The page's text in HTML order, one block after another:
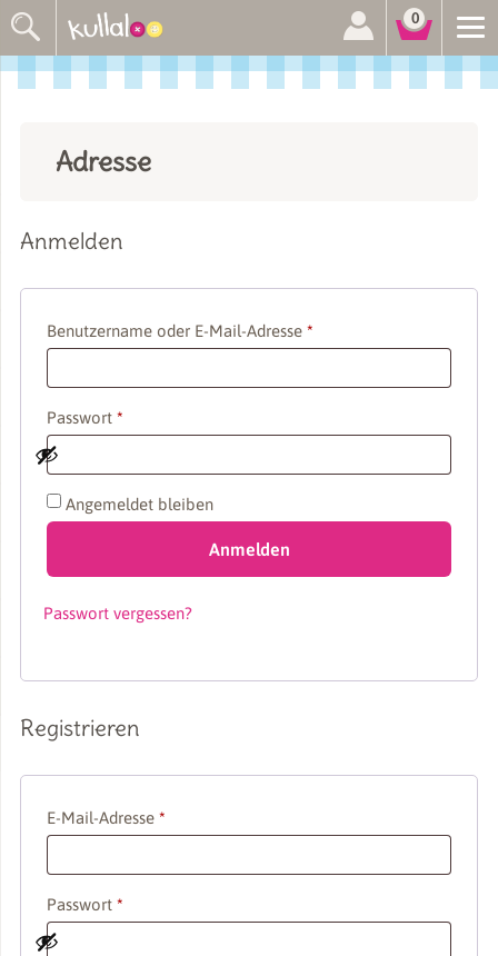
0
Suchen
nach:
Adresse
Anmelden
Benutzername oder E-Mail-Adresse *Erforderlich
Passwort *Erforderlich
Angemeldet bleiben
Anmelden
Passwort vergessen?
Registrieren
E-Mail-Adresse *Erforderlich
Passwort *Erforderlich